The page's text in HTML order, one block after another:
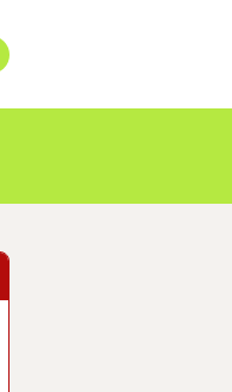
Pfeiltasten nach oben/